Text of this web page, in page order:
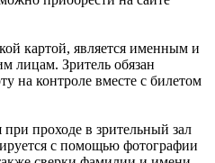
картой, является именным и
лицам. Зритель обязан
на контроле вместе с билетом
проходе в зрительный зал
с помощью фотографии